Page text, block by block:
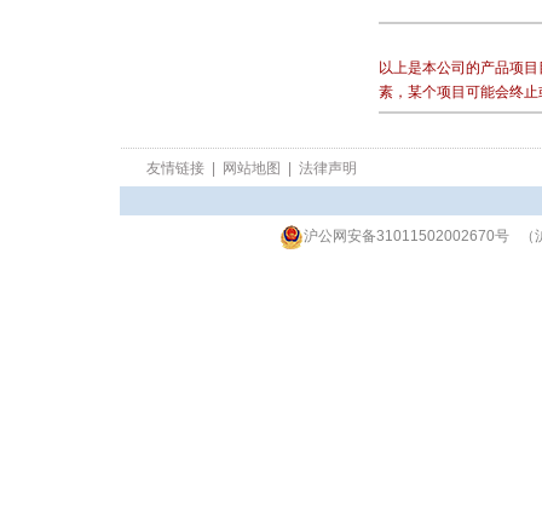
以上是本公司的产品项
素，某个项目可能会终
友情链接 网站地图 法律声明
沪公网安备31011502002670号（